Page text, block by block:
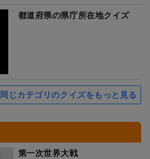
都道府県の県庁所在地クイズ
同じカテゴリのクイズをもっと見る
第一次世界大戦